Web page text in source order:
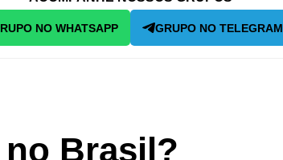
NO WHATSAPP GRUPO NO TELEGRAM
Brasil?